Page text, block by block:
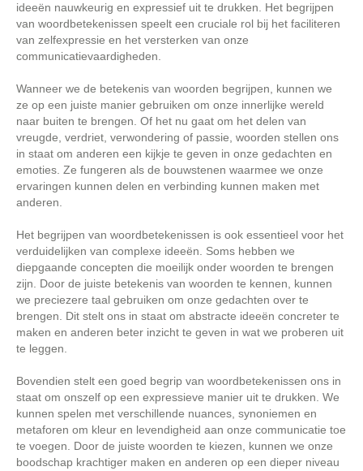
ideeën nauwkeurig en expressief uit te drukken. Het begrijpen
van woordbetekenissen speelt een cruciale rol bij het faciliteren
van zelfexpressie en het versterken van onze
communicatievaardigheden.
Wanneer we de betekenis van woorden begrijpen, kunnen we
ze op een juiste manier gebruiken om onze innerlijke wereld
naar buiten te brengen. Of het nu gaat om het delen van
vreugde, verdriet, verwondering of passie, woorden stellen ons
in staat om anderen een kijkje te geven in onze gedachten en
emoties. Ze fungeren als de bouwstenen waarmee we onze
ervaringen kunnen delen en verbinding kunnen maken met
anderen.
Het begrijpen van woordbetekenissen is ook essentieel voor het
verduidelijken van complexe ideeën. Soms hebben we
diepgaande concepten die moeilijk onder woorden te brengen
zijn. Door de juiste betekenis van woorden te kennen, kunnen
we preciezere taal gebruiken om onze gedachten over te
brengen. Dit stelt ons in staat om abstracte ideeën concreter te
maken en anderen beter inzicht te geven in wat we proberen uit
te leggen.
Bovendien stelt een goed begrip van woordbetekenissen ons in
staat om onszelf op een expressieve manier uit te drukken. We
kunnen spelen met verschillende nuances, synoniemen en
metaforen om kleur en levendigheid aan onze communicatie toe
te voegen. Door de juiste woorden te kiezen, kunnen we onze
boodschap krachtiger maken en anderen op een dieper niveau